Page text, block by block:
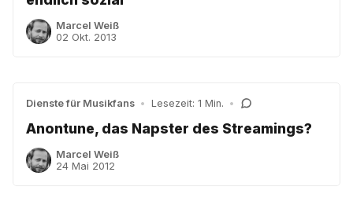
Marcel Weiß
02 Okt. 2013
Dienste für Musikfans • Lesezeit: 1 Min. •
Anontune, das Napster des Streamings?
Marcel Weiß
24 Mai 2012